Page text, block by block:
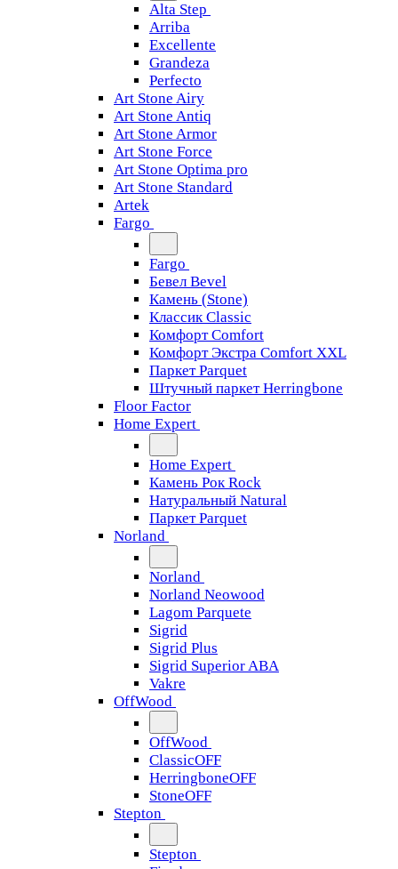
Alta Step
Arriba
Excellente
Grandeza
Perfecto
Art Stone Airy
Art Stone Antiq
Art Stone Armor
Art Stone Force
Art Stone Optima pro
Art Stone Standard
Artek
Fargo
Fargo
Бевел Bevel
Камень (Stone)
Классик Classic
Комфорт Comfort
Комфорт Экстра Comfort XXL
Паркет Parquet
Штучный паркет Herringbone
Floor Factor
Home Expert
Home Expert
Камень Рок Rock
Натуральный Natural
Паркет Parquet
Norland
Norland
Norland Neowood
Lagom Parquete
Sigrid
Sigrid Plus
Sigrid Superior ABA
Vakre
OffWood
OffWood
ClassicOFF
HerringboneOFF
StoneOFF
Stepton
Stepton